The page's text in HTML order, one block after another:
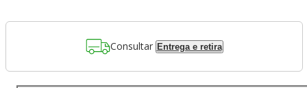
Consultar Entrega e retira